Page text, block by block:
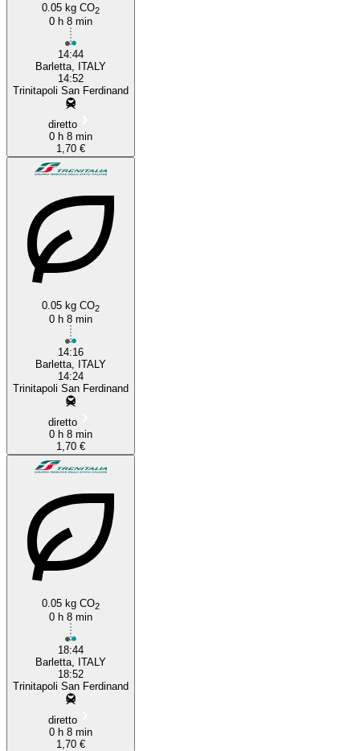
0.05 kg CO2
0 h 8 min
14:44
Barletta, ITALY
14:52
Trinitapoli San Ferdinand
diretto
0 h 8 min
1,70 €
0.05 kg CO2
0 h 8 min
14:16
Barletta, ITALY
14:24
Trinitapoli San Ferdinand
diretto
0 h 8 min
1,70 €
0.05 kg CO2
0 h 8 min
18:44
Barletta, ITALY
18:52
Trinitapoli San Ferdinand
diretto
0 h 8 min
1,70 €